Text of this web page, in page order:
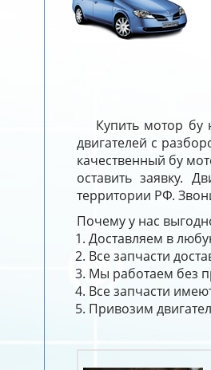
Купить мотор
двигателей с
качественный бу
оставить заявку.
территории РФ.
Почему у нас
Доставляем в
Все запчасти
Мы работаем без
Все запчасти
Привозим